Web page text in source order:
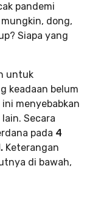
pandemi
dong,
Siapa yang
untuk
keadaan belum
menyebabkan
Secara
pada 4
Keterangan
di bawah,